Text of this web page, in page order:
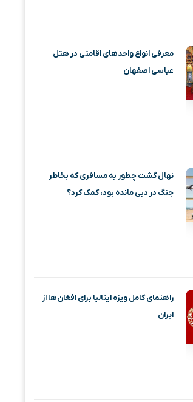
معرفی انواع واحدهای اقامتی در هتل
عباسی اصفهان
نهال گشت چطور به مسافری که بخاطر
جنگ در دبی مانده بود، کمک کرد؟
راهنمای کامل ویزه ایتالیا برای افغان‌ها از
ایران